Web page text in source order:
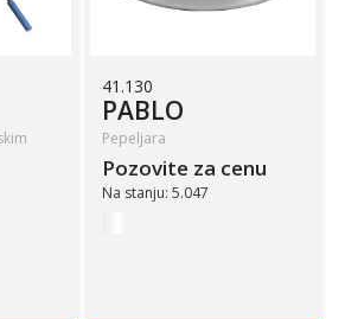
41.130
PABLO
Pepeljara
Pozovite za cenu
Na stanju: 5.047